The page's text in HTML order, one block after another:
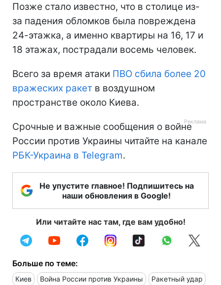
Позже стало известно, что в столице из-
за падения обломков была повреждена
24-этажка, а именно квартиры на 16, 17 и
18 этажах, пострадали восемь человек.
Всего за время атаки ПВО сбила более 20
вражеских ракет в воздушном
пространстве около Киева.
Срочные и важные сообщения о войне
России против Украины читайте на канале
РБК-Украина в Telegram.
Не упустите главное! Подпишитесь на
наши обновления в Google!
Или читайте нас там, где вам удобно!
Больше по теме:
Киев Война России против Украины Ракетный удар